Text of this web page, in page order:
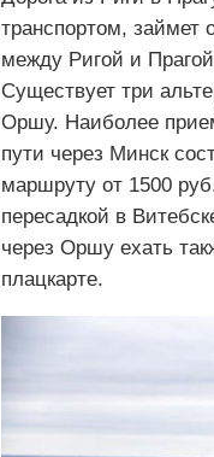
транспортом, займет
между Ригой и
Существует три
Оршу. Наиболее
пути через Минск
маршруту от 1500
пересадкой в
через Оршу ехать
плацкарте.